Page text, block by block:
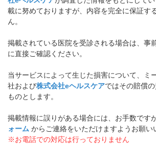
載に努めておりますが、内容を完全に保証す
ん。
掲載されている医院を受診される場合は、事
に直接ご確認ください。
当サービスによって生じた損害について、ミ
社および株式会社eヘルスケアではその賠償
ものとします。
掲載情報に誤りがある場合には、お手数です
ォーム からご連絡をいただけますようお願い
※お電話での対応は行っておりません